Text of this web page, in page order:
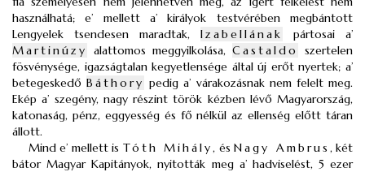
használhatá; e’ mellett a’ királyok testvérében megbántott
Lengyelek tsendesen maradtak, Izabellának
pártosai a’
Martinúzy
alattomos meggyilkolása, Castaldo
szertelen
fösvénysége, igazságtalan kegyetlensége által új erőt nyertek; a’
betegeskedőBáthory pedig a’ várakozásnak nem felelt meg.
Ekép a’ szegény, nagy részint török kézben lévő Magyarország,
katonaság, pénz, eggyesség és fő nélkül az ellenség előtt táran
állott.
Mind e’ mellett is Tóth Mihály, ésNagy Ambrus , két
bátor Magyar Kapitányok, nyitották meg a’ hadviselést, 5 ezer